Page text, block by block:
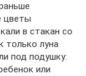
цветы
в стакан со
только луна
под подушку:
или